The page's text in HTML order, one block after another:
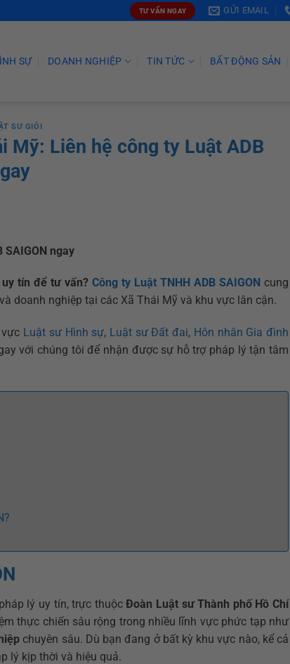
TƯ VẤN NGAY GỬI EMAIL
SỰ DOANH NGHIỆP TIN TỨC BẤT ĐỘNG SẢN
SƯ GIỎI
Mỹ: Liên hệ công ty Luật ADB
ngay
tín để tư vấn? Công ty Luật TNHH ADB SAIGON cung
doanh nghiệp tại các Xã Thái Mỹ và khu vực lân cận.
Luật sư Hình sự, Luật sư Đất đai, Hôn nhân Gia đình
với chúng tôi để nhận được sự hỗ trợ pháp lý tận tâm
lý uy tín, trực thuộcĐoàn Luật sư Thành phố Hồ Chí
thực chiến sâu rộng trong nhiều lĩnh vực phức tạp như
chuyên sâu. Dù bạn đang ở bất kỳ khu vực nào, kể cả
lý kịp thời và hiệu quả.